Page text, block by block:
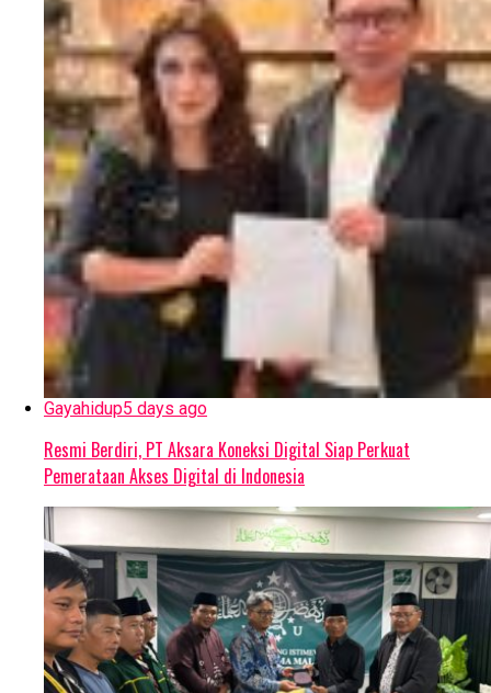
Gayahidup5 days ago
Resmi Berdiri, PT Aksara Koneksi Digital Siap Perkuat
Pemerataan Akses Digital di Indonesia